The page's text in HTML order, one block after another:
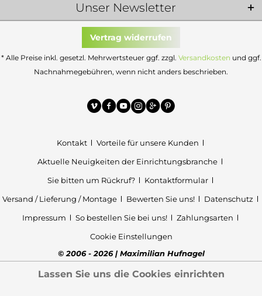
Unser Newsletter
Vertrag widerrufen
* Alle Preise inkl. gesetzl. Mehrwertsteuer ggf. zzgl. Versandkosten und ggf.
Nachnahmegebühren, wenn nicht anders beschrieben.
Kontakt
Vorteile für unsere Kunden
Aktuelle Neuigkeiten der Einrichtungsbranche
Sie bitten um Rückruf?
Kontaktformular
Versand / Lieferung / Montage
Bewerten Sie uns!
Datenschutz
Impressum
So bestellen Sie bei uns!
Zahlungsarten
Cookie Einstellungen
© 2006 - 2026 | Maximilian Hufnagel
Lassen Sie uns die Cookies einrichten